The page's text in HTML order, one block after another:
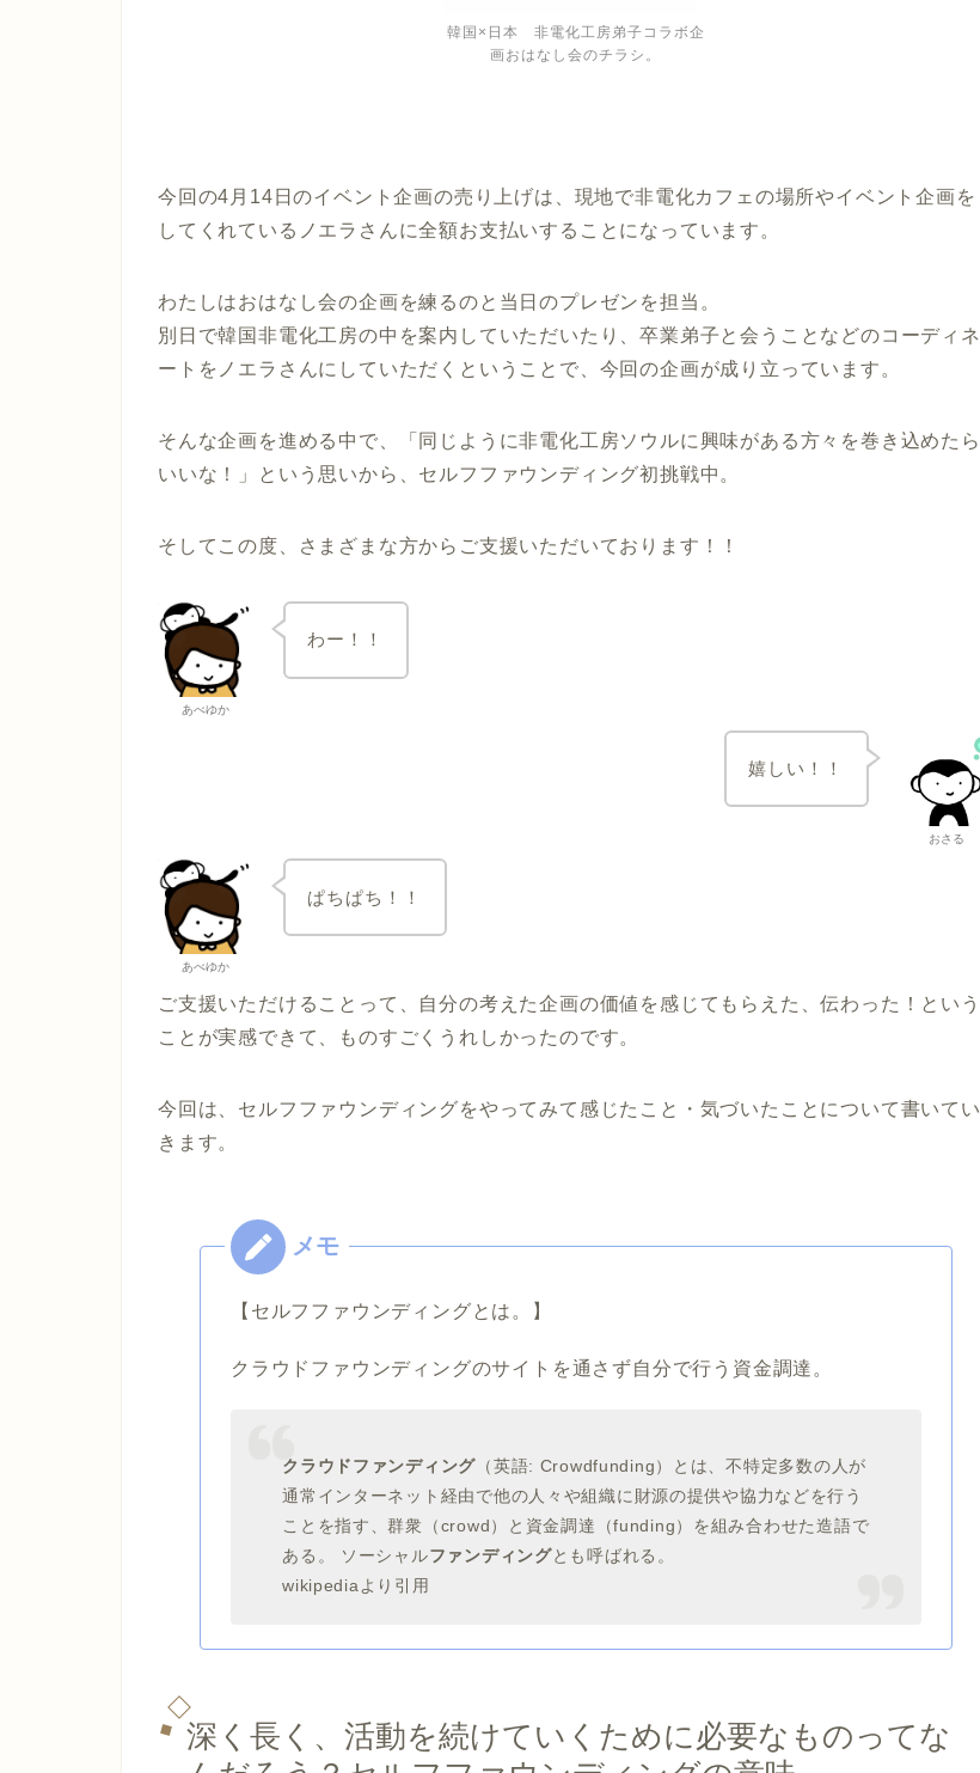
韓国×日本 非電化工房弟子コラボ企
画おはなし会のチラシ。
今回の4月14日のイベント企画の売り上げは、現地で非電化カフェの場所やイベント企画を
してくれているノエラさんに全額お支払いすることになっています。
わたしはおはなし会の企画を練るのと当日のプレゼンを担当。
別日で韓国非電化工房の中を案内していただいたり、卒業弟子と会うことなどのコーディネ
ートをノエラさんにしていただくということで、今回の企画が成り立っています。
そんな企画を進める中で 、「同じように非電化工房ソウルに興味がある方々を巻き込めたら
いいな！」という思いから、セルフファウンディング初挑戦中。
そしてこの度、さまざまな方からご支援いただいております！！
あべゆか
わー！！
おさる
嬉しい！！
あべゆか
ぱちぱち！！
ご支援いただけることって、自分の考えた企画の価値を感じてもらえた、伝わった！という
ことが実感できて、ものすごくうれしかったのです。
今回は、セルフファウンディングをやってみて感じたこと・気づいたことについて書いてい
きます。
【セルフファウンディングとは。】
クラウドファウンディングのサイトを通さず自分で行う資金調達。
クラウドファンディング （英語: Crowdfunding）とは、不特定多数の人が
通常インターネット経由で他の人々や組織に財源の提供や協力などを行う
ことを指す、群衆（crowd）と資金調達（funding）を組み合わせた造語で
ある。 ソーシャルファンディングとも呼ばれる。
wikipediaより引用
深く長く、活動を続けていくために必要なものってな